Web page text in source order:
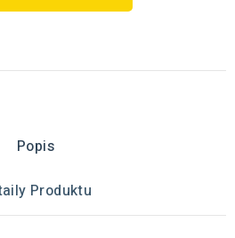
Popis
Produktu